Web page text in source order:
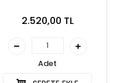
2.520,00 TL
Adet